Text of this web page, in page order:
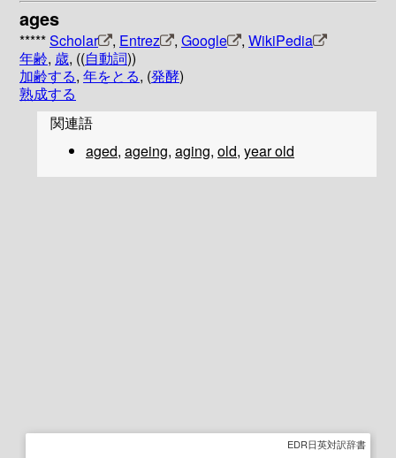
ages
*****Scholar , Entrez , Google , WikiPedia
年齢, 歳, ((自動詞))
加齢する, 年をとる, (発酵)
熟成する
関連語
aged, ageing, aging, old, year old
EDR日英対訳辞書